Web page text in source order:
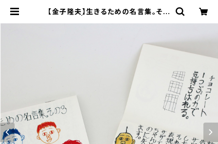
【金子隆夫】生きるための名言集。その